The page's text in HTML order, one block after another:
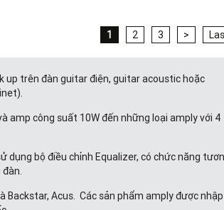
1 2 3 >
trên đàn guitar điện, guitar acoustic hoặc
amp công suất 10W đến những loại amply với 4
dụng bộ điều chỉnh Equalizer, có chức năng
Backstar, Acus. Các sản phẩm amply được nhập